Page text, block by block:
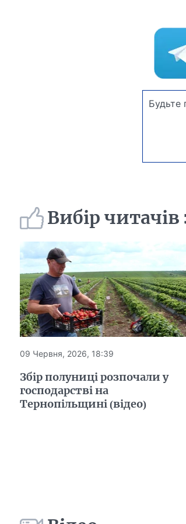
Будьте
Вибір
09 Червня, 2026, 18:39
Збір полуниці розпочали у
господарстві на
Тернопільщині (відео)